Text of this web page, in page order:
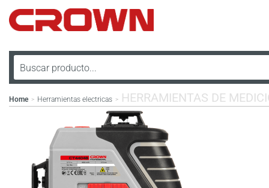
Home > Herramientas electricas > HERRAMIENTAS DE